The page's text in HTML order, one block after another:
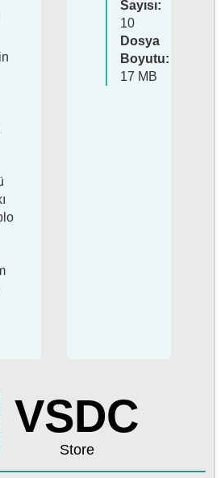
Sayısı:
10
Dosya
Boyutu:
17 MB
VSDC
Store